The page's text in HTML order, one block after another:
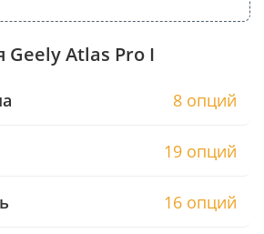
Atlas Pro I
8 опций
19 опций
16 опций